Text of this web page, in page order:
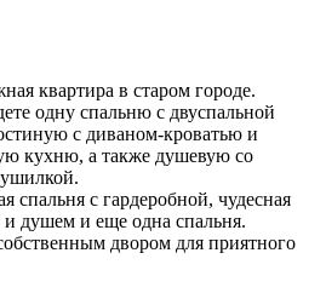
квартира в старом городе.
одну спальню с двуспальной
с диваном-кроватью и
кухню, а также душевую со
спальня с гардеробной, чудесная
и душем и еще одна спальня.
двором для приятного